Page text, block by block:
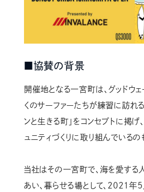
■協賛の背景
開催地となる一宮町は、グッドウ
くのサーファーたちが練習に訪れる
ンと生きる町」をコンセプトに掲げ
ュニティづくりに取り組んでいるの
当社はその一宮町で、海を愛する
あい、暮らせる場として、2021年5